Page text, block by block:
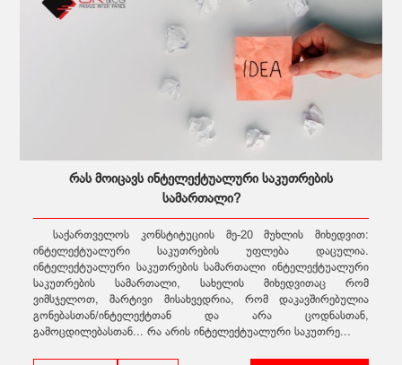
რას მოიცავს ინტელექტუალური საკუთრების
სამართალი?
საქართველოს კონსტიტუციის მე-20 მუხლის მიხედვით:
ინტელექტუალური საკუთრების უფლება დაცულია.
ინტელექტუალური საკუთრების სამართალი ინტელექტუალური
საკუთრების სამართალი, სახელის მიხედვითაც რომ
ვიმსჯელოთ, მარტივი მისახვედრია, რომ დაკავშირებულია
გონებასთან/ინტელექტთან და არა ცოდნასთან,
გამოცდილებასთან... რა არის ინტელექტუალური საკუთრე...